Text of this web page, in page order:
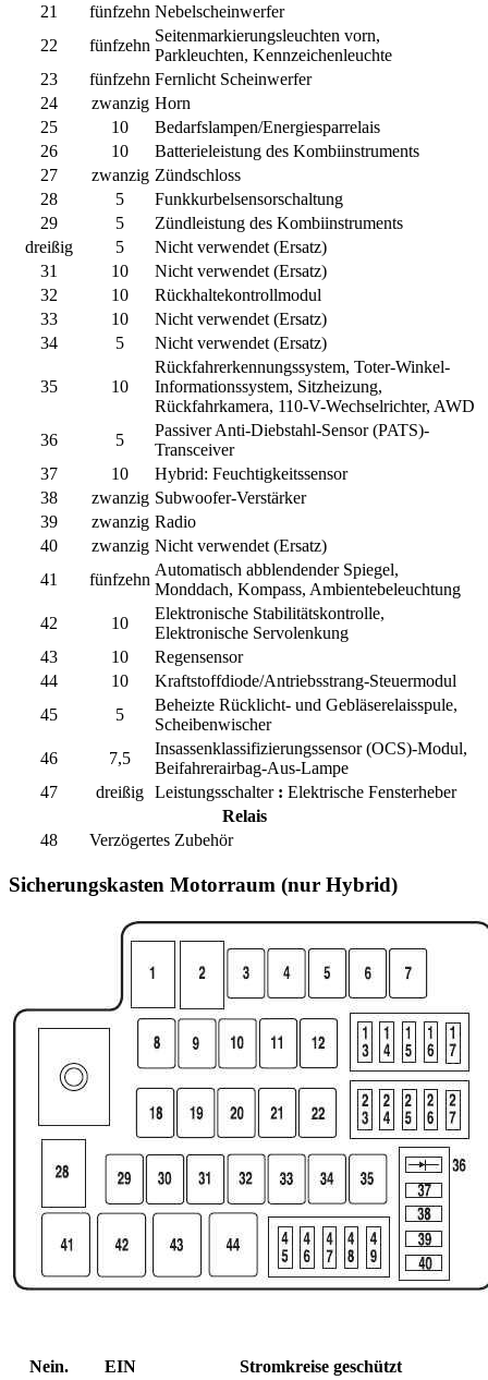
21 fünfzehn Nebelscheinwerfer
22
fünfzehn
Seitenmarkierungsleuchten vorn,
Parkleuchten, Kennzeichenleuchte
23
fünfzehn Fernlicht Scheinwerfer
24
zwanzig Horn
25
10
Bedarfslampen/Energiesparrelais
26
10
Batterieleistung des Kombiinstruments
27
zwanzig Zündschloss
28
5
Funkkurbelsensorschaltung
29
5
Zündleistung des Kombiinstruments
dreißig
5
Nicht verwendet (Ersatz)
31
10
Nicht verwendet (Ersatz)
32
10
Rückhaltekontrollmodul
33
10
Nicht verwendet (Ersatz)
34
5 Nicht verwendet (Ersatz)
35 10
Rückfahrerkennungssystem, Toter-Winkel-
Informationssystem, Sitzheizung,
Rückfahrkamera, 110-V-Wechselrichter, AWD
36
5
Passiver Anti-Diebstahl-Sensor (PATS)-
Transceiver
37
10 Hybrid: Feuchtigkeitssensor
38
zwanzig Subwoofer-Verstärker
39
zwanzig Radio
40
zwanzig Nicht verwendet (Ersatz)
41
fünfzehn
Automatisch abblendender Spiegel,
Monddach, Kompass, Ambientebeleuchtung
42
10
Elektronische Stabilitätskontrolle,
Elektronische Servolenkung
43
10
Regensensor
44
10
Kraftstoffdiode/Antriebsstrang-Steuermodul
45
5
Beheizte Rücklicht- und Gebläserelaisspule,
Scheibenwischer
46
7,5
Insassenklassifizierungssensor (OCS)-Modul,
Beifahrerairbag-Aus-Lampe
47
dreißig Leistungsschalter : Elektrische Fensterheber
Relais
48
Verzögertes Zubehör
Sicherungskasten Motorraum (nur Hybrid)
Nein. EIN
Stromkreise geschützt